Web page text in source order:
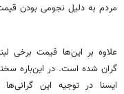
مردم به دلیل نجومی بودن قیمت
علاوه بر این‌ها قیمت برخی
گران شده است. در این‌باره